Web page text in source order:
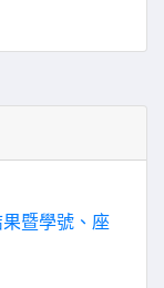
暨學號、座